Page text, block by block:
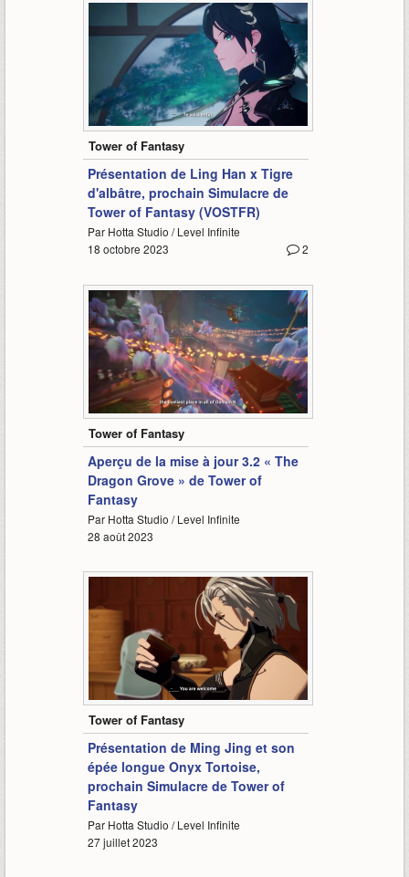
Tower of Fantasy
Présentation de Ling Han x Tigre
d'albâtre, prochain Simulacre de
Tower of Fantasy (VOSTFR)
Par Hotta Studio / Level Infinite
2
18 octobre 2023
3:18
Tower of Fantasy
Aperçu de la mise à jour 3.2 « The
Dragon Grove » de Tower of
Fantasy
Par Hotta Studio / Level Infinite
28 août 2023
6:55
Tower of Fantasy
Présentation de Ming Jing et son
épée longue Onyx Tortoise,
prochain Simulacre de Tower of
Fantasy
Par Hotta Studio / Level Infinite
27 juillet 2023